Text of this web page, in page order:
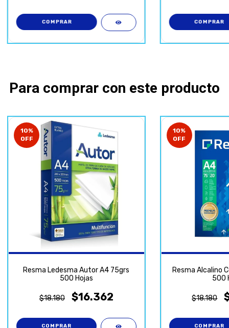
Para comprar con este producto
10%
OFF
Resma Ledesma Autor A4 75grs
500 Hojas
$18.180 $16.362
10%
OFF
Resma Alcalino
500
$18.180